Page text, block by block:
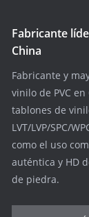
Fabricante
China
Fabricante y
vinilo de PVC
tablones de
LVT/LVP/SPC/
como el uso
auténtica y HD
de piedra.